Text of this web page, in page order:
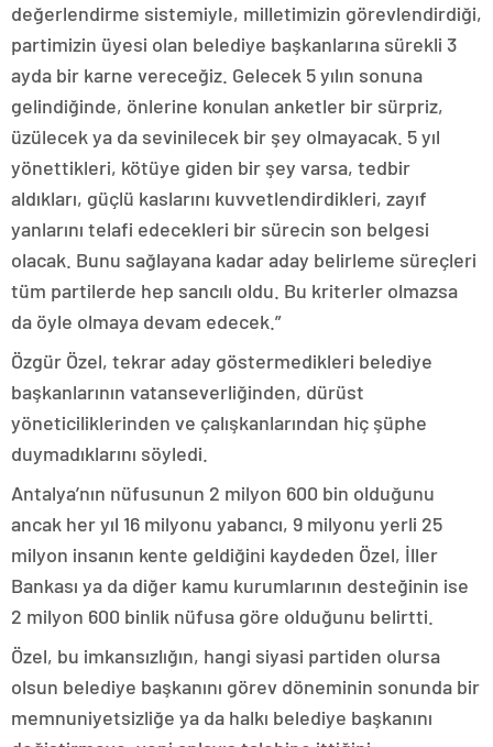
değerlendirme sistemiyle, milletimizin görevlendirdiği,
partimizin üyesi olan belediye başkanlarına sürekli 3
ayda bir karne vereceğiz. Gelecek 5 yılın sonuna
gelindiğinde, önlerine konulan anketler bir sürpriz,
üzülecek ya da sevinilecek bir şey olmayacak. 5 yıl
yönettikleri, kötüye giden bir şey varsa, tedbir
aldıkları, güçlü kaslarını kuvvetlendirdikleri, zayıf
yanlarını telafi edecekleri bir sürecin son belgesi
olacak. Bunu sağlayana kadar aday belirleme süreçleri
tüm partilerde hep sancılı oldu. Bu kriterler olmazsa
da öyle olmaya devam edecek.”
Özgür Özel, tekrar aday göstermedikleri belediye
başkanlarının vatanseverliğinden, dürüst
yöneticiliklerinden ve çalışkanlarından hiç şüphe
duymadıklarını söyledi.
Antalya’nın nüfusunun 2 milyon 600 bin olduğunu
ancak her yıl 16 milyonu yabancı, 9 milyonu yerli 25
milyon insanın kente geldiğini kaydeden Özel, İller
Bankası ya da diğer kamu kurumlarının desteğinin ise
2 milyon 600 binlik nüfusa göre olduğunu belirtti.
Özel, bu imkansızlığın, hangi siyasi partiden olursa
olsun belediye başkanını görev döneminin sonunda bir
memnuniyetsizliğe ya da halkı belediye başkanını